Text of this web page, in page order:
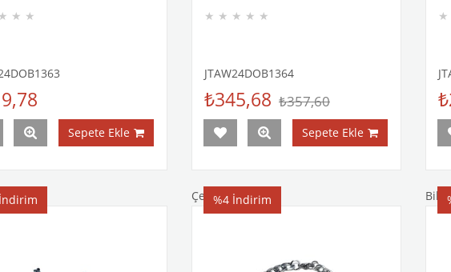
6 MM ASANSÖR
★ ★ ★
Sepete Ekle
HEMATİT DOĞALTAŞ 8 MM
★ ★ ★ ★ ★
JTAW24DOB1364
₺345,68 ₺357,60
Sepete Ekle
★
İndirim Çelik Bileklik
%4 İndirim